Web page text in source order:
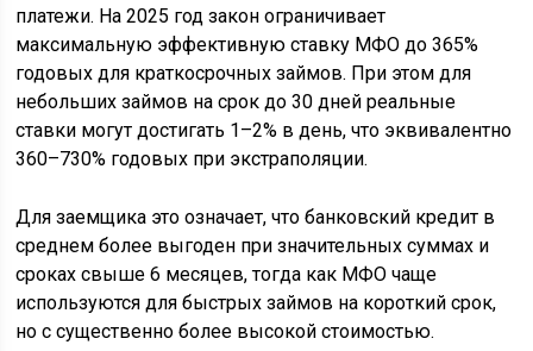
платежи. На 2025 год закон ограничивает
максимальную эффективную ставку МФО до 365%
годовых для краткосрочных займов. При этом для
небольших займов на срок до 30 дней реальные
ставки могут достигать 1–2% в день, что эквивалентно
360–730% годовых при экстраполяции.
Для заемщика это означает, что банковский кредит в
среднем более выгоден при значительных суммах и
сроках свыше 6 месяцев, тогда как МФО чаще
используются для быстрых займов на короткий срок,
но с существенно более высокой стоимостью.